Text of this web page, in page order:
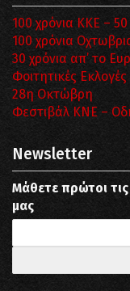
100 χρόνια ΚΚΕ –
100 χρόνια
30 χρόνια απ’ το
Φοιτητικές Εκλογές
28η Οκτώβρη
Φεστιβάλ ΚΝΕ –
Newsletter
Μάθετε πρώτοι
μας